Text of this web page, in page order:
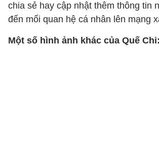
chia sẻ hay cập nhật thêm thông tin
đến mối quan hệ cá nhân lên mạng
Một số hình ảnh khác của Quế Chi: